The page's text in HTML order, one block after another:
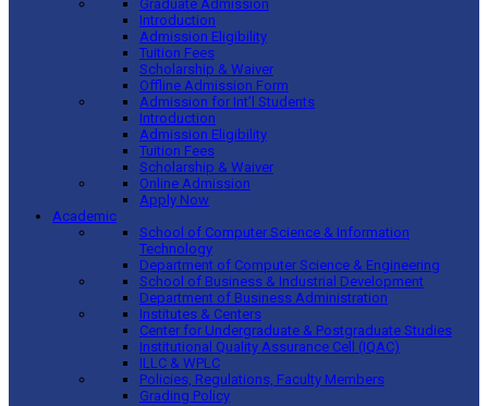
Graduate Admission
Introduction
Admission Eligibility
Tuition Fees
Scholarship & Waiver
Offline Admission Form
Admission for Int’l Students
Introduction
Admission Eligibility
Tuition Fees
Scholarship & Waiver
Online Admission
Apply Now
Academic
School of Computer Science & Information
Technology
Department of Computer Science & Engineering
School of Business & Industrial Development
Department of Business Administration
Institutes & Centers
Center for Undergraduate & Postgraduate Studies
Institutional Quality Assurance Cell (IQAC)
ILLC & WPLC
Policies, Regulations, Faculty Members
Grading Policy